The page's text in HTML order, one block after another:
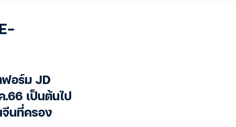
ฟอร์ม JD
.66 เป็นต้นไป
จีนที่ครอง